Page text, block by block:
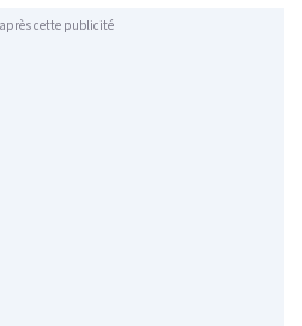
cette publicité